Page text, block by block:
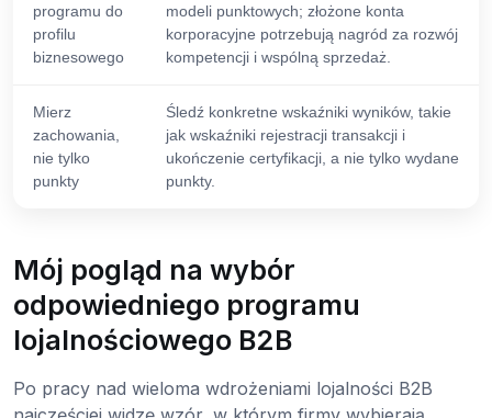
programu do
profilu
biznesowego
modeli punktowych; złożone konta
korporacyjne potrzebują nagród za rozwój
kompetencji i wspólną sprzedaż.
Mierz
zachowania,
nie tylko
punkty
Śledź konkretne wskaźniki wyników, takie
jak wskaźniki rejestracji transakcji i
ukończenie certyfikacji, a nie tylko wydane
punkty.
Mój pogląd na wybór
odpowiedniego programu
lojalnościowego B2B
Po pracy nad wieloma wdrożeniami lojalności B2B